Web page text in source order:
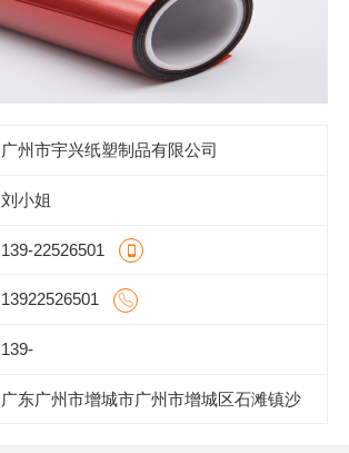
广州市宇兴纸塑制品有限公司
刘小姐
139-22526501
13922526501
139-
广东广州市增城市广州市增城区石滩镇沙